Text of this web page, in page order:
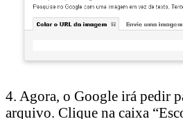
4. Agora, o Google irá pedir
arquivo. Clique na caixa